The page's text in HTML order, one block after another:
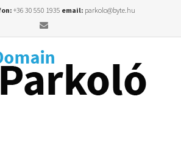
+36 30 550 1935 email: parkolo@byte.hu
Email